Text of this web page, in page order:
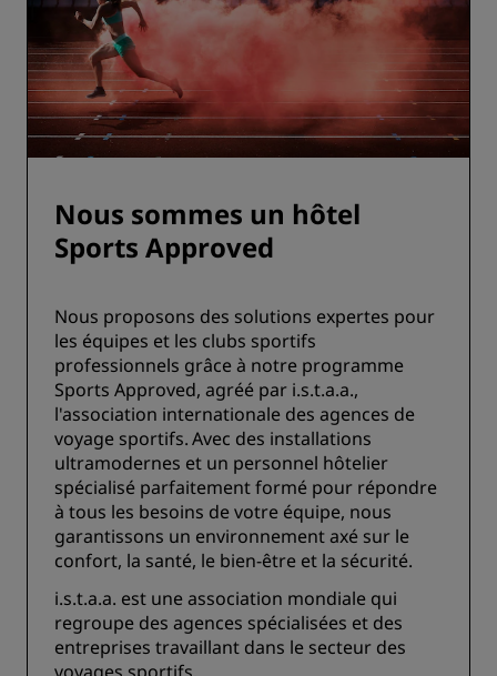
Nous sommes un hôtel
Sports Approved
Nous proposons des solutions expertes pour
les équipes et les clubs sportifs
professionnels grâce à notre programme
Sports Approved, agréé par i.s.t.a.a.,
l'association internationale des agences de
voyage sportifs. Avec des installations
ultramodernes et un personnel hôtelier
spécialisé parfaitement formé pour répondre
à tous les besoins de votre équipe, nous
garantissons un environnement axé sur le
confort, la santé, le bien-être et la sécurité.
i.s.t.a.a. est une association mondiale qui
regroupe des agences spécialisées et des
entreprises travaillant dans le secteur des